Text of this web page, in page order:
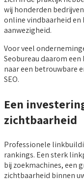
wij honderden
online vindbaarheid en
aanwezigheid.
Voor veel
Seobureau daarom
naar een betrouwbare
SEO.
Een
zichtbaarheid
Professionele
rankings. Een sterk
bij zoekmachines, een
zichtbaarheid binnen